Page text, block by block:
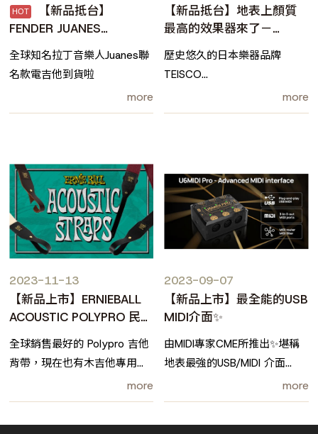
【新品抵台】
FENDER JUANES
STRATOCASTER 簽名款電
吉他
全球知名拉丁音樂人Juanes聯
名款電吉他到貨啦
more
【新品抵台】地表上顏質
最高的效果器來了－
TEISCO ✨
歷史悠久的日本樂器品牌
TEISCO
以獨特的日本美學風格設計與
出色的音質著稱
more
2023-11-13
【新品上市】ERNIEBALL
ACOUSTIC POLYPRO 民謠
背帶✨
全球銷售最好的 Polypro 吉他
背帶，現在也有木吉他專用款
more
2023-09-07
【新品上市】最全能的USB
MIDI介面✨
由MIDI專家CME所推出✨堪稱
地表最強的USB/MIDI 介面
外型小巧，功能卻相當強大❗more